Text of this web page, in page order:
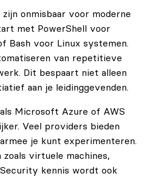
onmisbaar voor moderne
met PowerShell voor
Bash voor Linux systemen.
van repetitieve
Dit bespaart niet alleen
aan je leidinggevenden.
Microsoft Azure of AWS
Veel providers bieden
je kunt experimenteren.
zoals virtuele machines,
kennis wordt ook